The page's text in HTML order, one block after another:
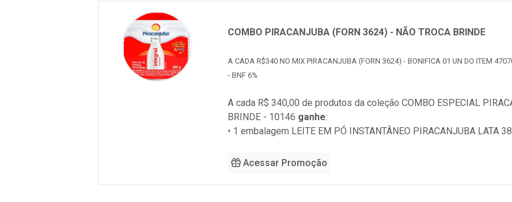
COMBO PIRACANJUBA (FORN 3624) - NÃO TROCA BRINDE
A CADA R$340 NO MIX PIRACANJUBA (FORN 3624) - BONIFICA 01 UN DO ITEM
- BNF 6%
A cada R$ 340,00 de produtos da coleçãoCOMBO ESPECIAL
BRINDE - 10146 ganhe:
• 1 embalagem LEITE EM PÓ INSTANTÂNEO PIRACANJUBA LATA
Acessar Promoção